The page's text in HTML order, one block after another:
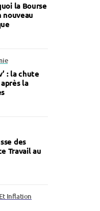
la Bourse
nouveau
: la chute
la
des
Travail au
Inflation